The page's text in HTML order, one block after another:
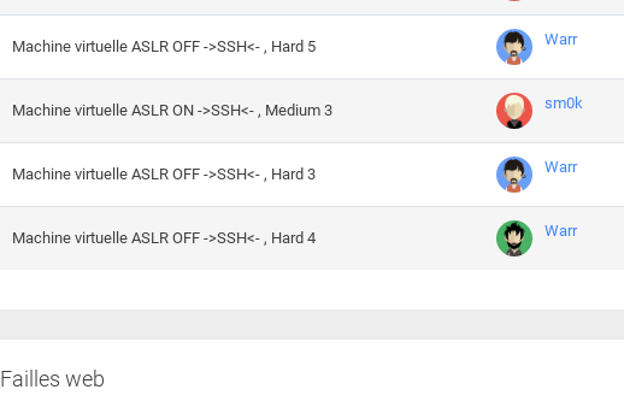
Machine virtuelle ASLR OFF ->SSH<- , Hard 5 Warr
Machine virtuelle ASLR ON ->SSH<- , Medium 3 sm0k
Machine virtuelle ASLR OFF ->SSH<- , Hard 3 Warr
Machine virtuelle ASLR OFF ->SSH<- , Hard 4 Warr
Failles web